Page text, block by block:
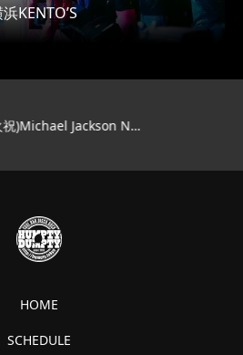
KENTO’S
)Michael Jackson N…
HOME
SCHEDULE